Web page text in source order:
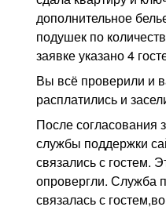
дополнительное
подушек по
заявке указано 4
Вы всё проверили и
расплатились и
После согласования
службы поддержки
связались с гостем.
опровергли. Служба
связалась с